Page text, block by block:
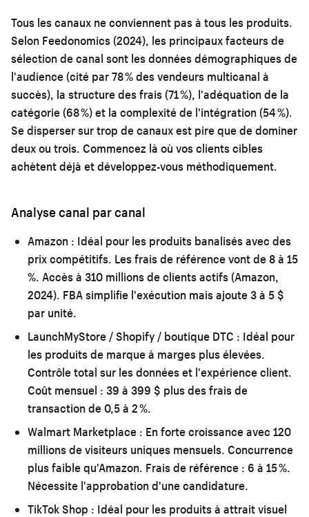
Tous les canaux ne conviennent pas à tous les produits.
Selon Feedonomics (2024), les principaux facteurs de
sélection de canal sont les données démographiques de
l'audience (cité par 78 % des vendeurs multicanal à
succès), la structure des frais (71 %), l'adéquation de la
catégorie (68 %) et la complexité de l'intégration (54 %).
Se disperser sur trop de canaux est pire que de dominer
deux ou trois. Commencez là où vos clients cibles
achètent déjà et développez-vous méthodiquement.
Analyse canal par canal
Amazon : Idéal pour les produits banalisés avec des
prix compétitifs. Les frais de référence vont de 8 à 15
%. Accès à 310 millions de clients actifs (Amazon,
2024). FBA simplifie l'exécution mais ajoute 3 à 5 $
par unité.
LaunchMyStore / Shopify / boutique DTC : Idéal pour
les produits de marque à marges plus élevées.
Contrôle total sur les données et l'expérience client.
Coût mensuel : 39 à 399 $ plus des frais de
transaction de 0,5 à 2 %.
Walmart Marketplace : En forte croissance avec 120
millions de visiteurs uniques mensuels. Concurrence
plus faible qu'Amazon. Frais de référence : 6 à 15 %.
Nécessite l'approbation d'une candidature.
TikTok Shop : Idéal pour les produits à attrait visuel